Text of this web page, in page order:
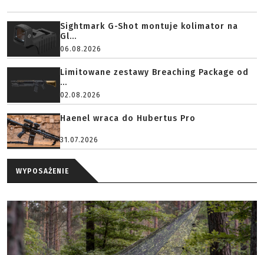
Sightmark G-Shot montuje kolimator na
Gl...
06.08.2026
Limitowane zestawy Breaching Package od
...
02.08.2026
Haenel wraca do Hubertus Pro
31.07.2026
WYPOSAŻENIE